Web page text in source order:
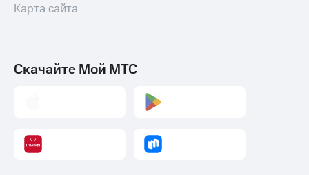
Карта сайта
Скачайте Мой МТС